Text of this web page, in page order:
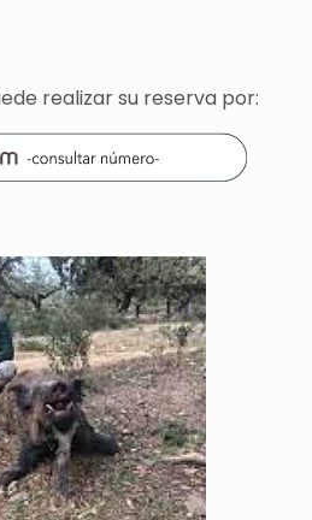
realizar su reserva por: